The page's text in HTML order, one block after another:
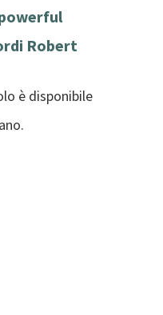
Robert
è disponibile